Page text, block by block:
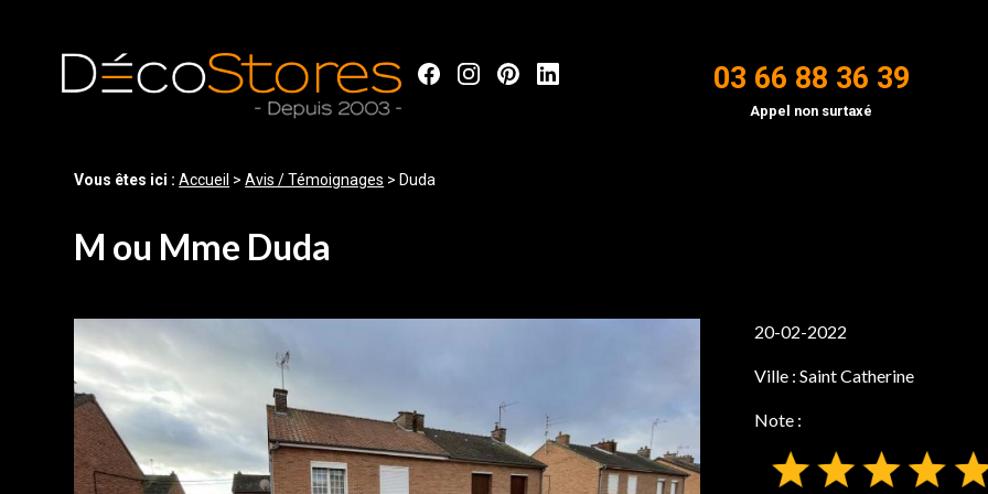
03 66 88 36 39
Appel non surtaxé
Vous êtes ici :Accueil >Avis / Témoignages > Duda
M ou Mme Duda
20-02-2022
Ville : Saint Catherine
Note :